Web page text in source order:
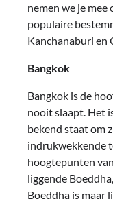
nemen we je mee
populaire
Kanchanaburi en
Bangkok
Bangkok is de
nooit slaapt. Het
bekend staat om
indrukwekkende
hoogtepunten
liggende
Boeddha is maar